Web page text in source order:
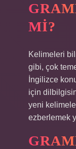
MI?
Kelimeleri
gibi, çok
İngilizce
için
yeni
ezberlemek